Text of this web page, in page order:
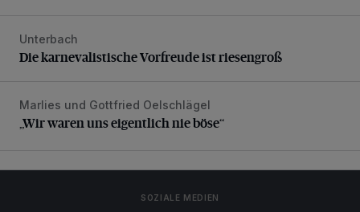
Die karnevalistische Vorfreude ist riesengroß
Unterbach
Die karnevalistische Vorfreude ist riesengroß
„Wir waren uns eigentlich nie böse“
Marlies und Gottfried Oelschlägel
„Wir waren uns eigentlich nie böse“
SOZIALE MEDIEN